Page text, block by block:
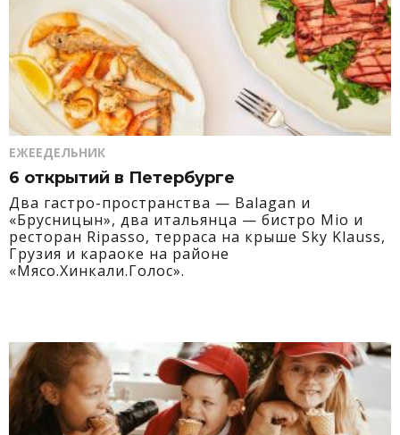
ЕЖЕЕДЕЛЬНИК
6 открытий в Петербурге
Два гастро-пространства — Balagan и
«Брусницын», два итальянца — бистро Mio и
ресторан Ripasso, терраса на крыше Sky Klauss,
Грузия и караоке на районе
«Мясо.Хинкали.Голос».